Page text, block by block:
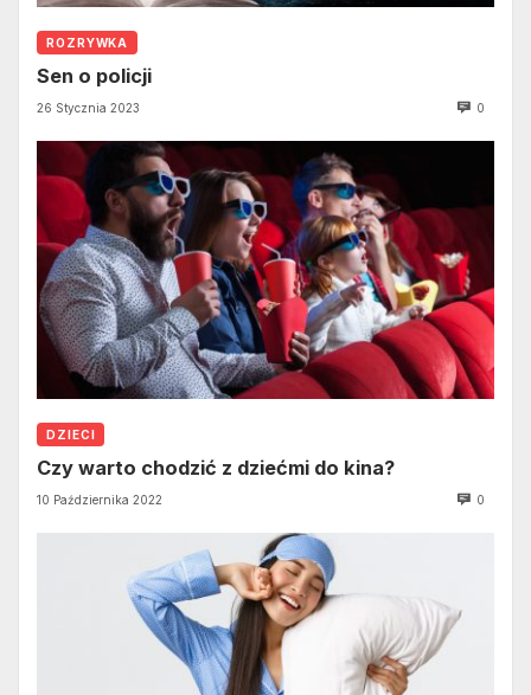
ROZRYWKA
Sen o policji
26 Stycznia 2023 0
DZIECI
Czy warto chodzić z dziećmi do kina?
10 Października 2022 0